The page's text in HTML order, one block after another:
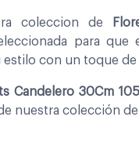
coleccion de
para que
estilo con un toque
Candelero 30Cm
nuestra colección de